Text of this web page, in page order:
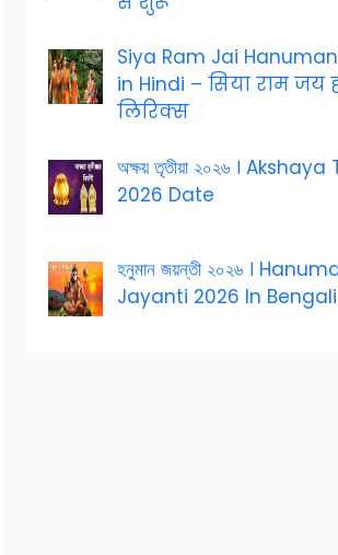
Siya Ram Jai
in Hindi – सिया राम जय
लिरिक्स
অক্ষয় তৃতীয়া ২০২৬ ।
2026 Date
হনুমান জয়ন্তী ২০২৬ ।
Jayanti 2026 In Bengali